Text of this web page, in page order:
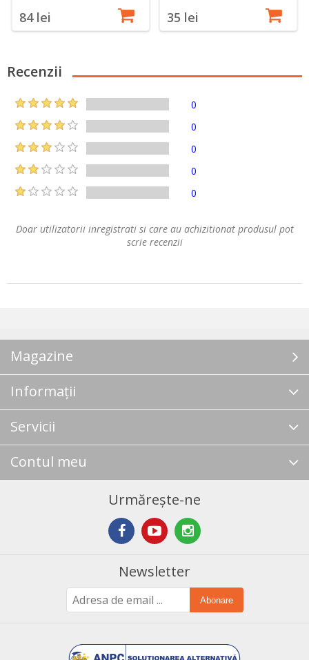
84 lei 35 lei
Recenzii
0
0
0
0
0
Doar utilizatorii inregistrati si care au achizitionat produsul pot
scrie recenzii
Magazine
Informații
Servicii
Contul meu
Urmărește-ne
Newsletter
Abonare